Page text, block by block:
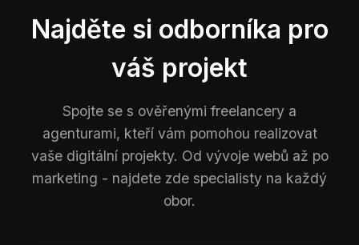
Najděte si odborníka pro
váš projekt
Spojte se s ověřenými freelancery a
agenturami, kteří vám pomohou realizovat
vaše digitální projekty. Od vývoje webů až po
marketing - najdete zde specialisty na každý
obor.